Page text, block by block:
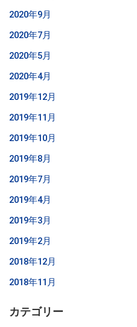
2020年9月
2020年7月
2020年5月
2020年4月
2019年12月
2019年11月
2019年10月
2019年8月
2019年7月
2019年4月
2019年3月
2019年2月
2018年12月
2018年11月
カテゴリー